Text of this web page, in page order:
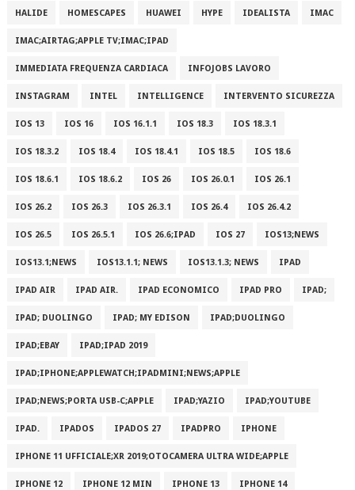
HALIDE HOMESCAPES HUAWEI HYPE IDEALISTA IMAC
IMAC;AIRTAG;APPLE TV;IMAC;IPAD
IMMEDIATA FREQUENZA CARDIACA INFOJOBS LAVORO
INSTAGRAM INTEL INTELLIGENCE INTERVENTO SICUREZZA
IOS 13 IOS 16 IOS 16.1.1 IOS 18.3 IOS 18.3.1
IOS 18.3.2 IOS 18.4 IOS 18.4.1 IOS 18.5 IOS 18.6
IOS 18.6.1 IOS 18.6.2 IOS 26 IOS 26.0.1 IOS 26.1
IOS 26.2 IOS 26.3 IOS 26.3.1 IOS 26.4 IOS 26.4.2
IOS 26.5 IOS 26.5.1 IOS 26.6;IPAD IOS 27 IOS13;NEWS
IOS13.1;NEWS IOS13.1.1; NEWS IOS13.1.3; NEWS IPAD
IPAD AIR IPAD AIR. IPAD ECONOMICO IPAD PRO IPAD;
IPAD; DUOLINGO IPAD; MY EDISON IPAD;DUOLINGO
IPAD;EBAY IPAD;IPAD 2019
IPAD;IPHONE;APPLEWATCH;IPADMINI;NEWS;APPLE
IPAD;NEWS;PORTA USB-C;APPLE IPAD;YAZIO IPAD;YOUTUBE
IPAD. IPADOS IPADOS 27 IPADPRO IPHONE
IPHONE 11 UFFICIALE;XR 2019;OTOCAMERA ULTRA WIDE;APPLE
IPHONE 12 IPHONE 12 MIN IPHONE 13 IPHONE 14